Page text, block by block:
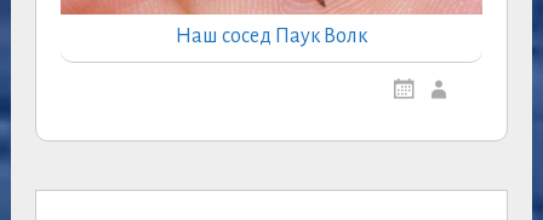
Наш сосед Паук Волк